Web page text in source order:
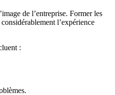
de l’entreprise. Former les
l’expérience
: